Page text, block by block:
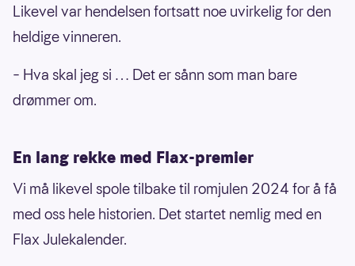
Likevel var hendelsen fortsatt noe uvirkelig for den
heldige vinneren.
– Hva skal jeg si … Det er sånn som man bare
drømmer om.
En lang rekke med Flax-premier
Vi må likevel spole tilbake til romjulen 2024 for å få
med oss hele historien. Det startet nemlig med en
Flax Julekalender.